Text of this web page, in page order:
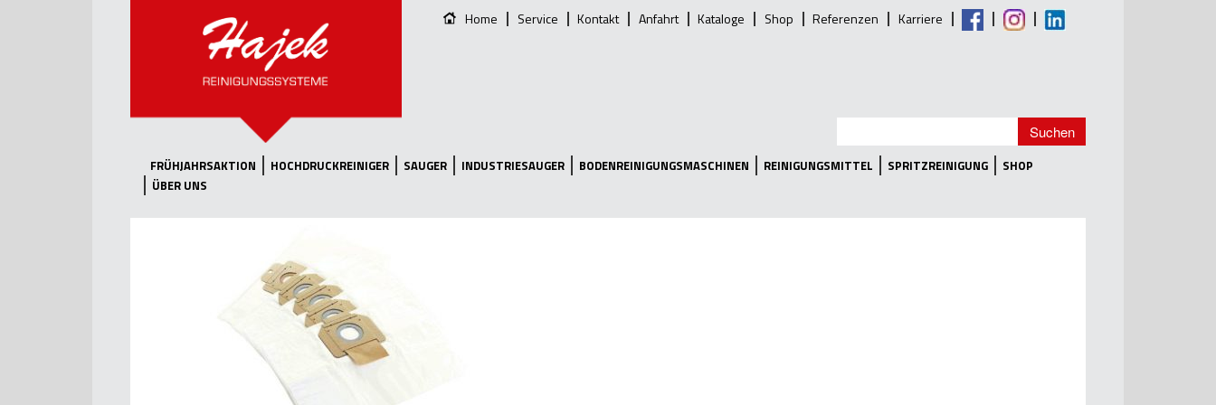
Home Service Kontakt Anfahrt Kataloge Shop Referenzen Karriere
FRÜHJAHRSAKTION HOCHDRUCKREINIGER SAUGER INDUSTRIESAUGER BODENREINIGUNGSMASCHINEN REINIGUNGSMITTEL SPRITZREINIGUNG
SHOP
ÜBER UNS